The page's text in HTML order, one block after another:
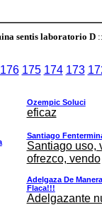
sentis laboratorio D::
176 175 174 173
Ozempic Soluci
eficaz
Santiago
Santiago uso,
ofrezco, vendo
Adelgaza De
Flaca!!!
Adelgazante